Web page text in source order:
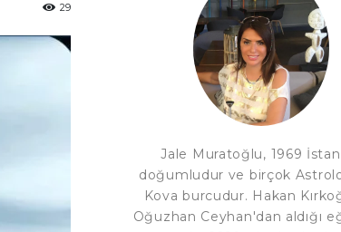
29
Jale Muratoğlu, 1969
doğumludur ve birçok
Kova burcudur. Hakan
Oğuzhan Ceyhan'dan aldığı